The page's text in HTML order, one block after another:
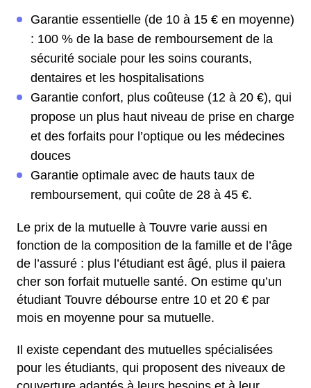
Garantie essentielle (de 10 à 15 € en moyenne)
: 100 % de la base de remboursement de la
sécurité sociale pour les soins courants,
dentaires et les hospitalisations
Garantie confort, plus coûteuse (12 à 20 €), qui
propose un plus haut niveau de prise en charge
et des forfaits pour l’optique ou les médecines
douces
Garantie optimale avec de hauts taux de
remboursement, qui coûte de 28 à 45 €.
Le prix de la mutuelle à Touvre varie aussi en
fonction de la composition de la famille et de l’âge
de l’assuré : plus l’étudiant est âgé, plus il paiera
cher son forfait mutuelle santé. On estime qu’un
étudiant Touvre débourse entre 10 et 20 € par
mois en moyenne pour sa mutuelle.
Il existe cependant des mutuelles spécialisées
pour les étudiants, qui proposent des niveaux de